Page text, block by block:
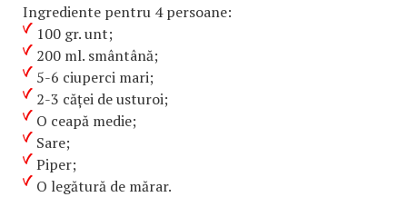
Ingrediente pentru 4 persoane:
100 gr. unt;
200 ml. smântână;
5-6 ciuperci mari;
2-3 căței de usturoi;
O ceapă medie;
Sare;
Piper;
O legătură de mărar.